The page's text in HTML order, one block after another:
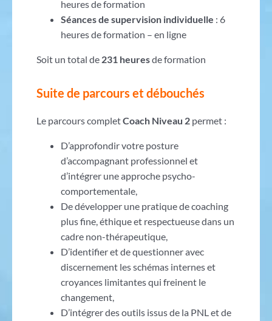
heures de formation
Séances de supervision individuelle : 6
heures de formation – en ligne
Soit un total de 231 heuresde formation
Suite de parcours et débouchés
Le parcours completCoach Niveau 2permet :
D’approfondir votre posture
d’accompagnant professionnel et
d’intégrer une approche psycho-
comportementale,
De développer une pratique de coaching
plus fine, éthique et respectueuse dans un
cadre non-thérapeutique,
D’identifier et de questionner avec
discernement les schémas internes et
croyances limitantes qui freinent le
changement,
D’intégrer des outils issus de la PNL et de